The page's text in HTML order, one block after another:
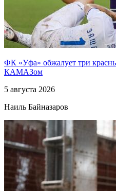
ФК «Уфа» обжалует три
КАМАЗом
5 августа 2026
Наиль Байназаров